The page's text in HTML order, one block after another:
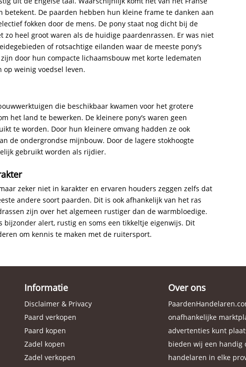
betekent. De paarden hebben hun kleine frame te danken aan
fokken door de mens. De pony staat nog dicht bij de
heel groot waren als de huidige paardenrassen. Er was niet
of rotsachtige eilanden waar de meeste pony’s
door hun compacte lichaamsbouw met korte ledematen
weinig voedsel leven.
die beschikbaar kwamen voor het grotere
het land te bewerken. De kleinere pony’s waren geen
te worden. Door hun kleinere omvang hadden ze ook
de ondergrondse mijnbouw. Door de lagere stokhoogte
gebruikt worden als rijdier.
zeker niet in karakter en ervaren houders zeggen zelfs dat
andere soort paarden. Dit is ook afhankelijk van het ras
zijn over het algemeen rustiger dan de warmbloedige.
bijzonder alert, rustig en soms een tikkeltje eigenwijs. Dit
om kennis te maken met de ruitersport.
Informatie
Disclaimer & Privacy
Paard verkopen
Paard kopen
Zadel kopen
Zadel verkopen
Over ons
onafhankelijke
advertenties kunt
bieden wij een handig
handelaren in elke